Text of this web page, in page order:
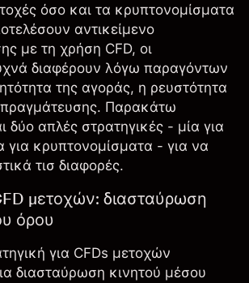
όσο και τα κρυπτονομίσματα
αντικείμενο
με τη χρήση CFD, οι
διαφέρουν λόγω παραγόντων
της αγοράς, η ρευστότητα
Παρακάτω
δύο απλές στρατηγικές - μία για
για κρυπτονομίσματα - για να
τισ διαφορές.
μετοχών: διασταύρωση
όρου
για CFDs μετοχών
διασταύρωση κινητού μέσου